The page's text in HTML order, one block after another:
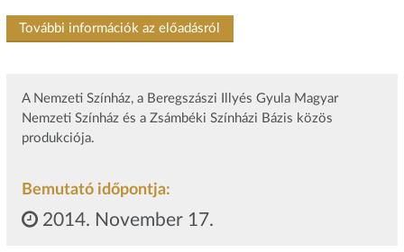
További információk az előadásról
A Nemzeti Színház, a Beregszászi Illyés Gyula Magyar
Nemzeti Színház és a Zsámbéki Színházi Bázis közös
produkciója.
Bemutató időpontja:
2014. November 17.